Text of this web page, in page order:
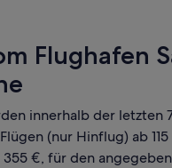
Flughafen
innerhalb der letzten
(nur Hinflug) ab
355 €, für den